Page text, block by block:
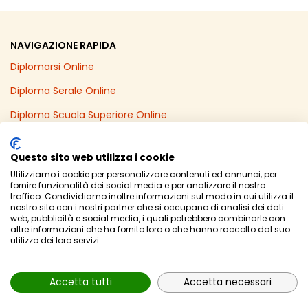
NAVIGAZIONE RAPIDA
Diplomarsi Online
Diploma Serale Online
Diploma Scuola Superiore Online
Recupero Anni Scolastici Online
Diploma Online in un Anno
Licenza Media Online
© Powered byArea MediaWeb
Mappa Sito
Questo sito web utilizza i cookie
Utilizziamo i cookie per personalizzare contenuti ed annunci, per
fornire funzionalità dei social media e per analizzare il nostro
traffico. Condividiamo inoltre informazioni sul modo in cui utilizza il
nostro sito con i nostri partner che si occupano di analisi dei dati
web, pubblicità e social media, i quali potrebbero combinarle con
altre informazioni che ha fornito loro o che hanno raccolto dal suo
utilizzo dei loro servizi.
Accetta tutti Accetta necessari